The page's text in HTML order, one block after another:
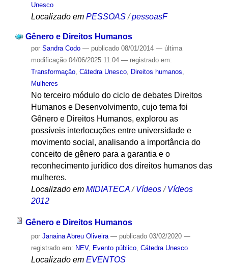
Unesco
Localizado em PESSOAS /pessoasF
Gênero e Direitos Humanos
por Sandra Codo — publicado08/01/2014 — última
modificação04/06/2025 11:04 — registrado em:
Transformação, Cátedra Unesco, Direitos humanos
Mulheres
No terceiro módulo do ciclo de debates Direitos
Humanos e Desenvolvimento, cujo tema foi
Gênero e Direitos Humanos, explorou as
possíveis interlocuções entre universidade e
movimento social, analisando a importância do
conceito de gênero para a garantia e o
reconhecimento jurídico dos direitos humanos das
mulheres.
Localizado em MIDIATECA /Vídeos /Vídeos
2012
Gênero e Direitos Humanos
por Janaina Abreu Oliveira — publicado03/02/2020 —
registrado em: NEV, Evento público, Cátedra Unesco
Localizado em EVENTOS